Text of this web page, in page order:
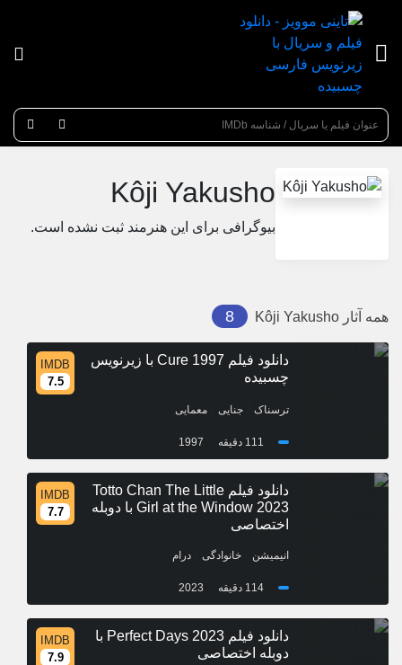
عنوان
Kôji Yakusho
بیوگرافی برای این هنرمند ثبت نشده است.
همه آثار Kôji Yakusho
8
دانلود فیلم Cure 1997 با زیرنویس
چسبیده
IMDB
7.5
ترسناک جنایی معمایی
111 دقیقه 1997
دانلود فیلم Totto Chan The Little
Girl at the Window 2023 با دوبله
اختصاصی
IMDB
7.7
انیمیشن خانوادگی درام
114 دقیقه 2023
دانلود فیلم Perfect Days 2023 با
دوبله اختصاصی
IMDB
7.9